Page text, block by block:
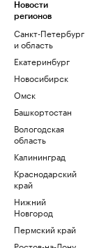
Новости
регионов
Санкт-Петербург
и область
Екатеринбург
Новосибирск
Омск
Башкортостан
Вологодская
область
Калининград
Краснодарский
край
Нижний
Новгород
Пермский край